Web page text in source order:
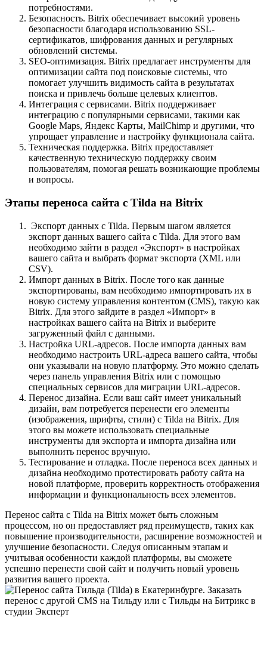
потребностями.
Безопасность. Bitrix обеспечивает высокий уровень
безопасности благодаря использованию SSL-
сертификатов, шифрования данных и регулярных
обновлений системы.
SEO-оптимизация. Bitrix предлагает инструменты для
оптимизации сайта под поисковые системы, что
помогает улучшить видимость сайта в результатах
поиска и привлечь больше целевых клиентов.
Интеграция с сервисами. Bitrix поддерживает
интеграцию с популярными сервисами, такими как
Google Maps, Яндекс Карты, MailChimp и другими, что
упрощает управление и настройку функционала сайта.
Техническая поддержка. Bitrix предоставляет
качественную техническую поддержку своим
пользователям, помогая решать возникающие проблемы
и вопросы.
Этапы переноса сайта с Tilda на Bitrix
Экспорт данных с Tilda. Первым шагом является
экспорт данных вашего сайта с Tilda. Для этого вам
необходимо зайти в раздел «Экспорт» в настройках
вашего сайта и выбрать формат экспорта (XML или
CSV).
Импорт данных в Bitrix. После того как данные
экспортированы, вам необходимо импортировать их в
новую систему управления контентом (CMS), такую как
Bitrix. Для этого зайдите в раздел «Импорт» в
настройках вашего сайта на Bitrix и выберите
загруженный файл с данными.
Настройка URL-адресов. После импорта данных вам
необходимо настроить URL-адреса вашего сайта, чтобы
они указывали на новую платформу. Это можно сделать
через панель управления Bitrix или с помощью
специальных сервисов для миграции URL-адресов.
Перенос дизайна. Если ваш сайт имеет уникальный
дизайн, вам потребуется перенести его элементы
(изображения, шрифты, стили) с Tilda на Bitrix. Для
этого вы можете использовать специальные
инструменты для экспорта и импорта дизайна или
выполнить перенос вручную.
Тестирование и отладка. После переноса всех данных и
дизайна необходимо протестировать работу сайта на
новой платформе, проверить корректность отображения
информации и функциональность всех элементов.
Перенос сайта с Tilda на Bitrix может быть сложным
процессом, но он предоставляет ряд преимуществ, таких как
повышение производительности, расширение возможностей и
улучшение безопасности. Следуя описанным этапам и
учитывая особенности каждой платформы, вы сможете
успешно перенести свой сайт и получить новый уровень
развития вашего проекта.